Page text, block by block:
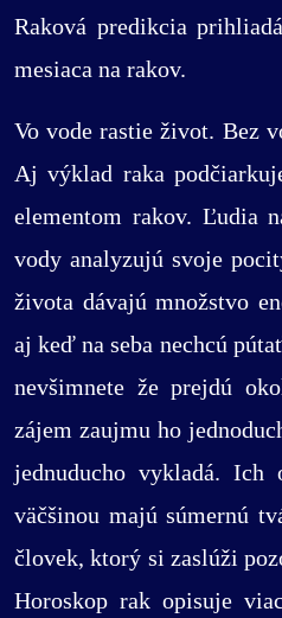
Raková predikcia
mesiaca na rakov.
Vo vode rastie život. Bez
Aj výklad raka
elementom rakov. Ľudia
vody analyzujú svoje
života dávajú množstvo
aj keď na seba nechcú
nevšimnete že prejdú
zájem zaujmu ho
jednuducho vykladá. Ich
väčšinou majú súmernú
človek, ktorý si zaslúži
Horoskop rak opisuje